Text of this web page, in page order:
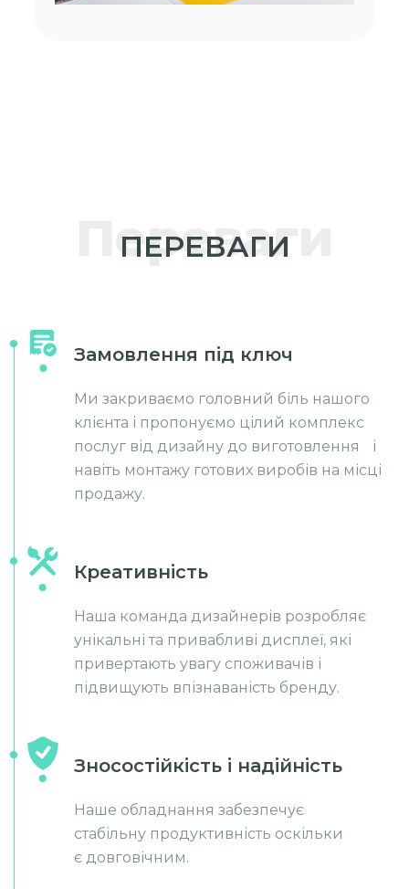
Переваги
ПЕРЕВАГИ
Замовлення під ключ
Ми закриваємо головний біль нашого
клієнта і пропонуємо цілий комплекс
послуг від дизайну до виготовлення і
навіть монтажу готових виробів на місці
продажу.
Крeативність
Наша команда дизайнерів розробляє
унікальні та привабливі дисплеї, які
привертають увагу споживачів і
підвищують впізнаваність бренду.
Зносостійкість і надійність
Наше обладнання забезпечує
стабільну продуктивність оскільки
є довговічним.